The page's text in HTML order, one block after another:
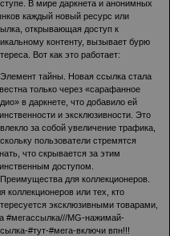
В мире даркнета и анонимных
каждый новый ресурс или
открывающая доступ к
контенту, вызывает бурю
Вот как это работает:
тайны. Новая ссылка стала
только через «сарафанное
в даркнете, что добавило ей
и эксклюзивности. Это
за собой увеличение трафика,
пользователи стремятся
что скрывается за этим
доступом.
для коллекционеров.
коллекционеров или тех, кто
эксклюзивными товарами,
#мегассылка///MG-нажимай-
#тут-#мега-включи впн!!!